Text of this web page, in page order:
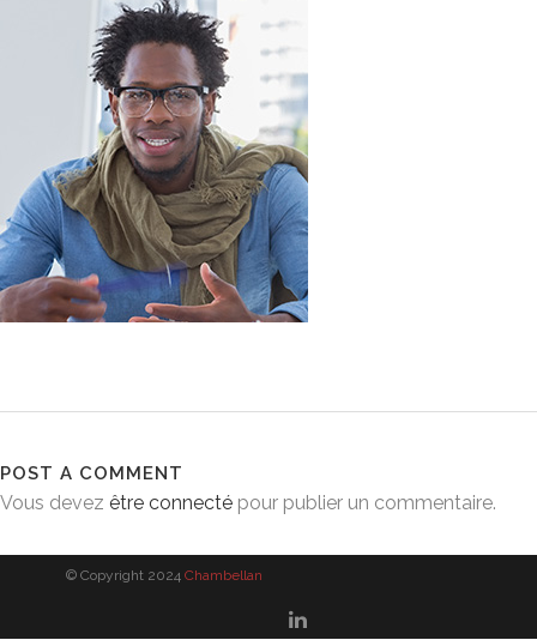
POST A COMMENT
Vous devez être connecté pour publier un commentaire.
© Copyright 2024 Chambellan